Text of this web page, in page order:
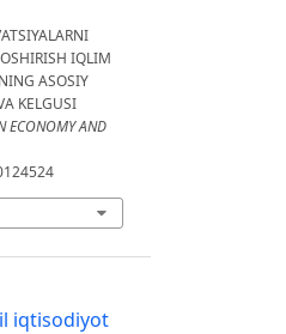
IQLIM
ASOSIY
KELGUSI
ECONOMY AND
iqtisodiyot